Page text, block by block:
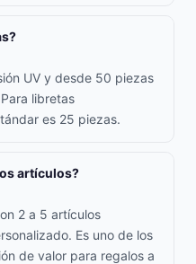
UV y desde 50 piezas
libretas
es 25 piezas.
artículos?
2 a 5 artículos
Es uno de los
de valor para regalos a